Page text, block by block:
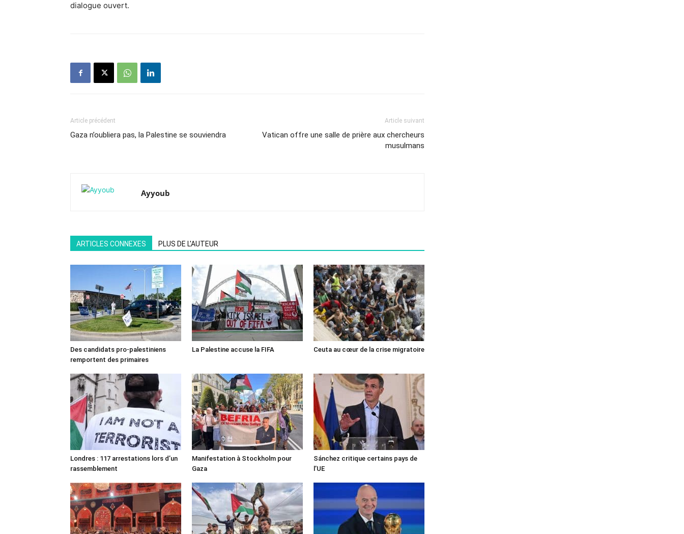
dialogue ouvert.
Article précédent
Gaza n’oubliera pas, la Palestine se souviendra
Article suivant
Vatican offre une salle de prière aux chercheurs
musulmans
Ayyoub
ARTICLES CONNEXES PLUS DE L'AUTEUR
Des candidats pro-palestiniens
remportent des primaires
La Palestine accuse la FIFA Ceuta au cœur de la crise migratoire
Londres : 117 arrestations lors d’un
rassemblement
Manifestation à Stockholm pour
Gaza
Sánchez critique certains pays de
l’UE